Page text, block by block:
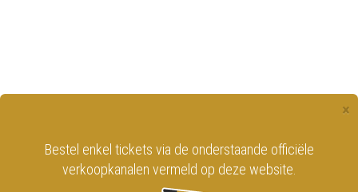
×
Bestel enkel tickets via de onderstaande officiële
verkoopkanalen vermeld op deze website.